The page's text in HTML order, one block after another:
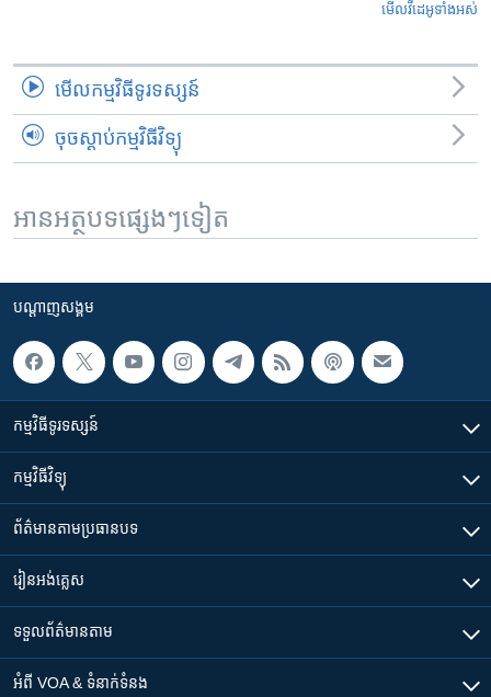
មើល​វីដេអូ​ទាំង​អស់
មើល​កម្មវិធី​ទូរទស្សន៍
ចុចស្តាប់កម្មវិធីវិទ្យុ
អានអត្ថបទផ្សេងៗទៀត
បណ្តាញ​សង្គម
កម្មវិធី​ទូរទស្សន៍
កម្មវិធី​វិទ្យុ
ព័ត៌មាន​តាមប្រធានបទ​
រៀន​​អង់គ្លេស
ទទួល​ព័ត៌មាន​តាម
អំពី​ VOA & ទំនាក់ទំនង